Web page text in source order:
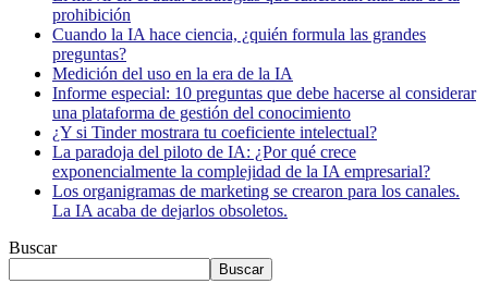
prohibición
Cuando la IA hace ciencia, ¿quién formula las grandes
preguntas?
Medición del uso en la era de la IA
Informe especial: 10 preguntas que debe hacerse al considerar
una plataforma de gestión del conocimiento
¿Y si Tinder mostrara tu coeficiente intelectual?
La paradoja del piloto de IA: ¿Por qué crece
exponencialmente la complejidad de la IA empresarial?
Los organigramas de marketing se crearon para los canales.
La IA acaba de dejarlos obsoletos.
Buscar
Buscar